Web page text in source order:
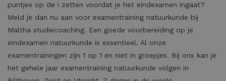
puntjes op de i zetten voordat je het eindexamen ingaat?
Meld je dan nu aan voor examentraining natuurkunde bij
Maltha studiecoaching. Een goede voorbereiding op je
eindexamen natuurkunde is essentieel. Al onze
examentrainingen zijn 1 op 1 en niet in groepjes. Bij ons kan je
het gehele jaar examentraining natuurkunde volgen in